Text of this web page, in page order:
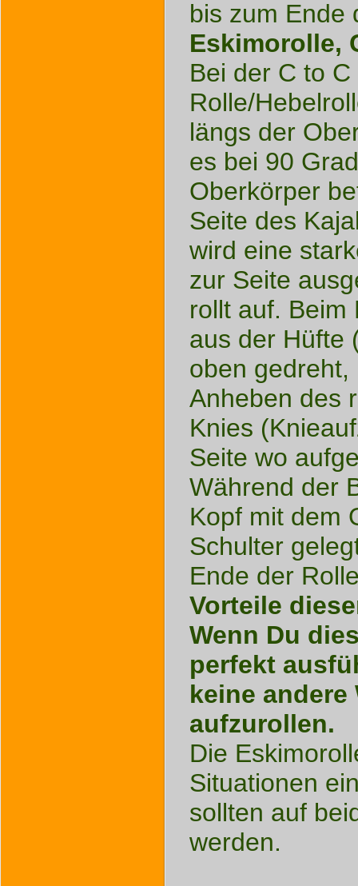
bis zum Ende
Eskimorolle,
Bei der C to
Rolle/
längs der
es bei 90
Oberkörper
Seite des
wird eine
zur Seite
rollt auf. Beim
aus der Hüfte
oben
Anheben des
Knies
Seite wo
Während der
Kopf mit dem
Schulter
Ende der
Vorteile
Wenn Du
perfekt
keine andere
aufzurollen.
Die
Situationen
sollten auf
werden.